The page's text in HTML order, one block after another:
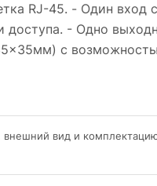
RJ-45. - Один
- Одно
с
внешний вид и